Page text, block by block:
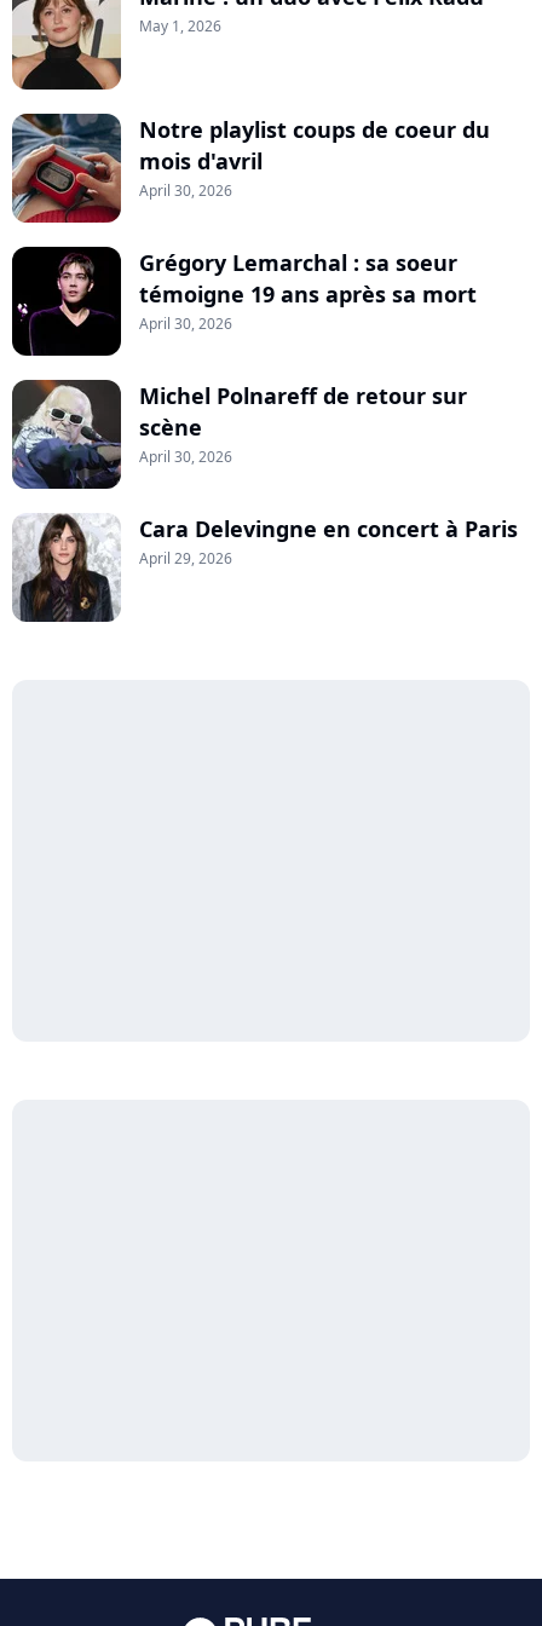
May 1, 2026
Notre playlist coups de coeur du
mois d'avril
April 30, 2026
Grégory Lemarchal : sa soeur
témoigne 19 ans après sa mort
April 30, 2026
Michel Polnareff de retour sur
scène
April 30, 2026
Cara Delevingne en concert à Paris
April 29, 2026